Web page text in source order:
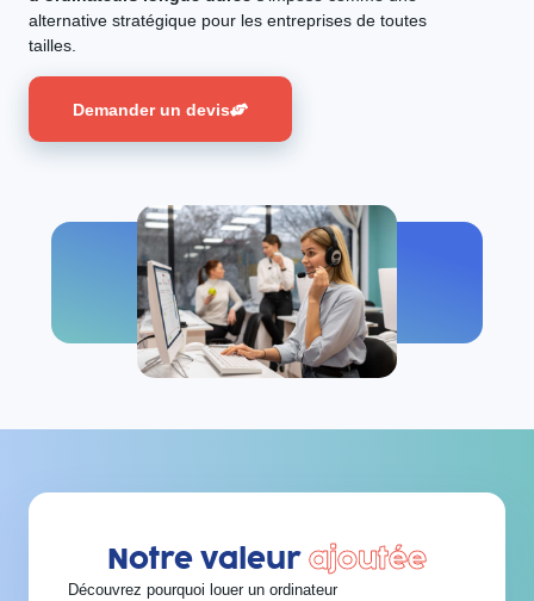
alternative stratégique pour les entreprises de toutes
tailles.
Demander un devis
Notre valeur ajoutée
Découvrez pourquoi louer un ordinateur